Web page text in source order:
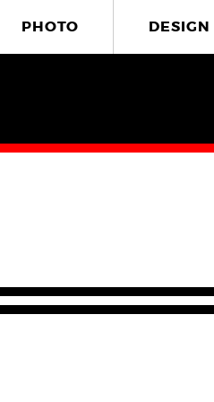
PHOTO DESIGN